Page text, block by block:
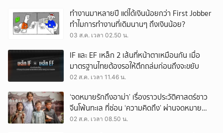
ทำงานมาหลายปี แต่ได้เงินน้อยกว่า First Jobber
ทำไมการทำงานที่เดิมนานๆ ถึงเงินน้อย?
03 ส.ค. เวลา 02.50 น.
IF และ EF เหล็ก 2 เส้นที่หน้าตาเหมือนกัน เมื่อ
มาตรฐานไทยต้องรอให้ตึกถล่มก่อนถึงจะขยับ
02 ส.ค. เวลา 11.46 น.
‘จดหมายรักถึงอาม่า’ เรื่องราวประวัติศาสตร์ชาว
จีนโพ้นทะเล ที่ซ่อน ‘ความคิดถึง’ ผ่านจดหมาย
‘โพยก๊วน’
02 ส.ค. เวลา 08.50 น.